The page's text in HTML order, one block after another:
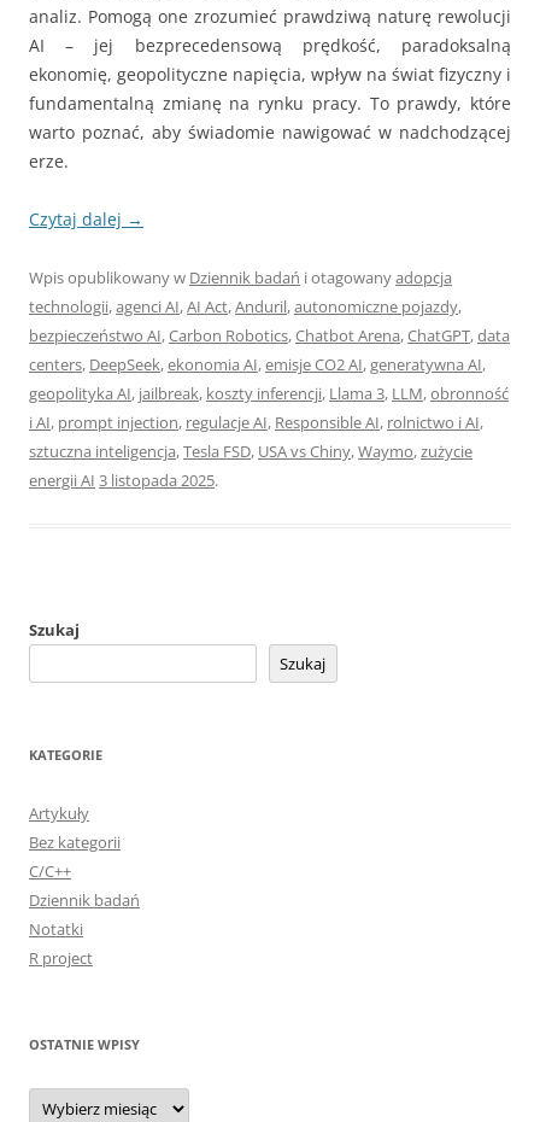
analiz. Pomogą one zrozumieć prawdziwą naturę rewolucji
AI – jej bezprecedensową prędkość, paradoksalną
ekonomię, geopolityczne napięcia, wpływ na świat fizyczny i
fundamentalną zmianę na rynku pracy. To prawdy, które
warto poznać, aby świadomie nawigować w nadchodzącej
erze.
Czytaj dalej →
Wpis opublikowany w Dziennik badań i otagowanyadopcja
technologii,agenci AI,AI Act,Anduril,autonomiczne pojazdy,
bezpieczeństwo AI,Carbon Robotics,Chatbot Arena,ChatGPT,data
centers, DeepSeek,ekonomia AI,emisje CO2 AI,generatywna AI,
geopolityka AI, jailbreak, koszty inferencji, Llama 3, LLM,obronność
i AI, prompt injection, regulacje AI, Responsible AI, rolnictwo i AI,
sztuczna inteligencja,Tesla FSD, USA vs Chiny,Waymo,zużycie
energii AI 3 listopada 2025.
Szukaj
Szukaj
KATEGORIE
Artykuły
Bez kategorii
C/C++
Dziennik badań
Notatki
R project
OSTATNIE WPISY
Ostatnie
wpisy